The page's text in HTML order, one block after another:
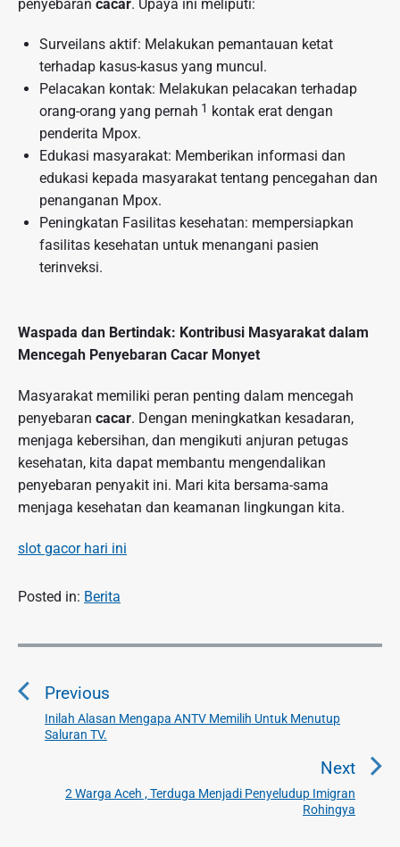
penyebaran cacar. Upaya ini meliputi:
Surveilans aktif: Melakukan pemantauan ketat
terhadap kasus-kasus yang muncul.
Pelacakan kontak: Melakukan pelacakan terhadap
orang-orang yang pernah 1 kontak erat dengan
penderita Mpox.
Edukasi masyarakat: Memberikan informasi dan
edukasi kepada masyarakat tentang pencegahan dan
penanganan Mpox.
Peningkatan Fasilitas kesehatan: mempersiapkan
fasilitas kesehatan untuk menangani pasien
terinveksi.
Waspada dan Bertindak: Kontribusi Masyarakat dalam
Mencegah Penyebaran Cacar Monyet
Masyarakat memiliki peran penting dalam mencegah
penyebaran cacar. Dengan meningkatkan kesadaran,
menjaga kebersihan, dan mengikuti anjuran petugas
kesehatan, kita dapat membantu mengendalikan
penyebaran penyakit ini. Mari kita bersama-sama
menjaga kesehatan dan keamanan lingkungan kita.
slot gacor hari ini
Posted in: Berita
N
v
Previous
P
r
Inilah Alasan Mengapa ANTV Memilih Untuk Menutup
Saluran TV.
Next
N
e
2 Warga Aceh , Terduga Menjadi Penyeludup Imigran
Rohingya